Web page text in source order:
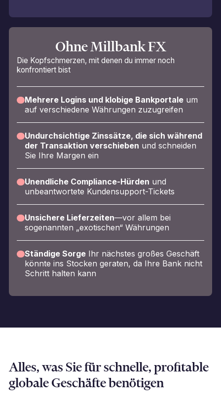
Ohne Millbank FX
Die Kopfschmerzen, mit denen du immer noch
konfrontiert bist
Mehrere Logins und klobige Bankportaleum
auf verschiedene Währungen zuzugreifen
Undurchsichtige Zinssätze, die sich während
der Transaktion verschieben und schneiden
Sie Ihre Margen ein
Unendliche Compliance-Hürden und
unbeantwortete Kundensupport-Tickets
Unsichere Lieferzeiten—vor allem bei
sogenannten „exotischen“ Währungen
Ständige SorgeIhr nächstes großes Geschäft
könnte ins Stocken geraten, da Ihre Bank nicht
Schritt halten kann
Alles, was Sie für schnelle, profitable
globale Geschäfte benötigen